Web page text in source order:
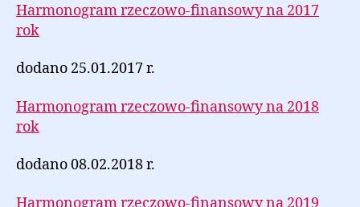
Harmonogram rzeczowo-finansowy na 2017
rok
dodano 25.01.2017 r.
Harmonogram rzeczowo-finansowy na 2018
rok
dodano 08.02.2018 r.
Harmonogram rzeczowo-finansowy na 2019